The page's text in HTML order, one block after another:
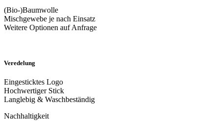
(Bio-)Baumwolle
Mischgewebe je nach Einsatz
Weitere Optionen auf Anfrage
Veredelung
Eingesticktes Logo
Hochwertiger Stick
Langlebig & Waschbeständig
Nachhaltigkeit